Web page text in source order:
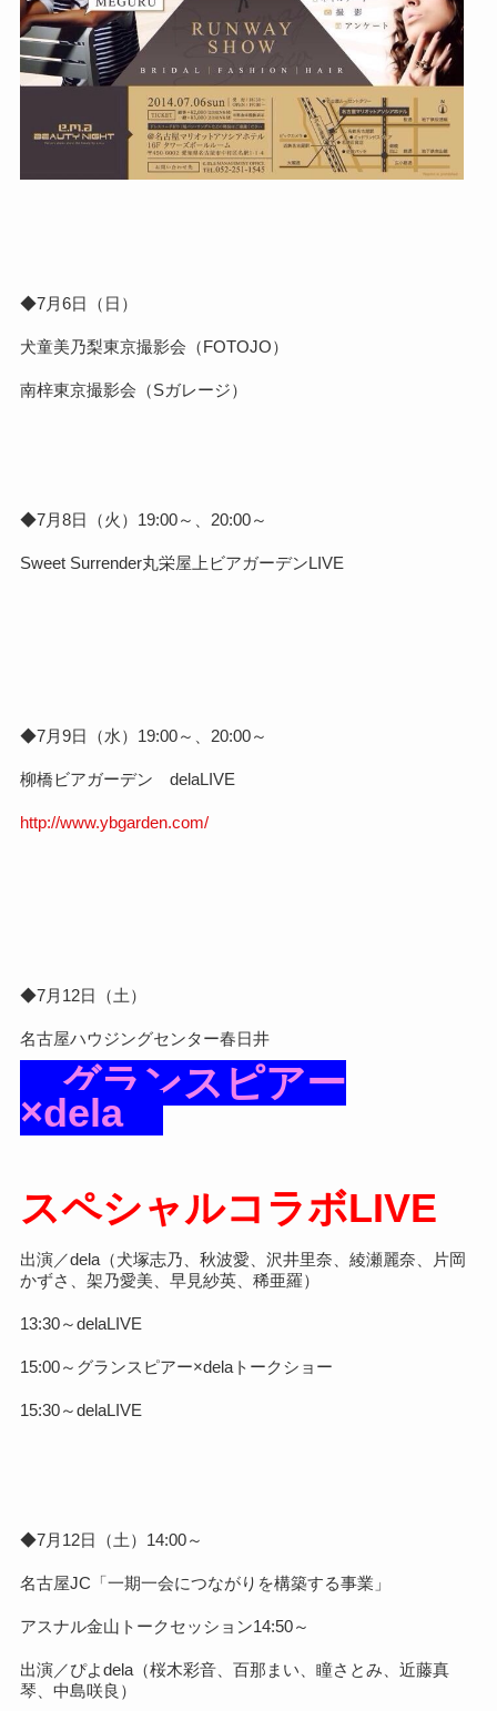
◆7月6日（日）
犬童美乃梨東京撮影会（FOTOJO）
南梓東京撮影会（Sガレージ）
◆7月8日（火）19:00～、20:00～
Sweet Surrender丸栄屋上ビアガーデンLIVE
◆7月9日（水）19:00～、20:00～
柳橋ビアガーデン delaLIVE
http://www.ybgarden.com/
◆7月12日（土）
名古屋ハウジングセンター春日井
グランスピアー
×dela
スペシャルコラボLIVE
出演／dela（犬塚志乃、秋波愛、沢井里奈、綾瀬麗奈、片岡
かずさ、架乃愛美、早見紗英、稀亜羅）
13:30～delaLIVE
15:00～グランスピアー×delaトークショー
15:30～delaLIVE
◆7月12日（土）14:00～
名古屋JC「一期一会につながりを構築する事業」
アスナル金山トークセッション14:50～
出演／ぴよdela（桜木彩音、百那まい、瞳さとみ、近藤真
琴、中島咲良）